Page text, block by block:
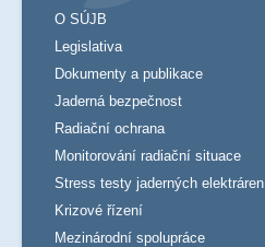
O SÚJB
Legislativa
Dokumenty a publikace
Jaderná bezpečnost
Radiační ochrana
Monitorování radiační situace
Stress testy jaderných elektráren
Krizové řízení
Mezinárodní spolupráce